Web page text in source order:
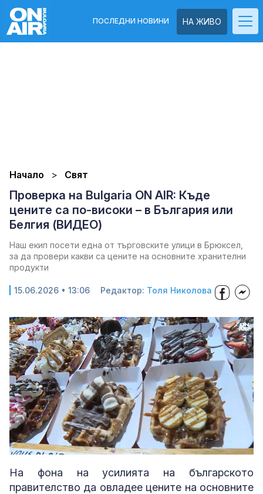
НА ЖИВО
ПОСЛЕДНИ НОВИНИ
Начало Свят
Проверка на Bulgaria ON AIR: Къде
цените са по-високи – в България или
Белгия (ВИДЕО)
Наш екип посети една от търговските улици в Брюксел,
за да провери какви са цените на основните хранителни
продукти
15.06.2026 • 13:06 Редактор: Толя Николова
Unmute Loaded:
26.92%
На фона на усилията на българското
правителство да овладее цените на основните